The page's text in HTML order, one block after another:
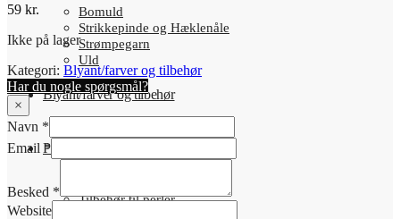
Bomuld
Strikkepinde og Hæklenåle
Strømpegarn
Uld
Blyant/farver og tilbehør
Perler
Tilbehør til perler
59 kr.
Ikke på lager
Kategori: Blyant/farver og tilbehør
Har du nogle spørgsmål?
×
Navn *
Email*
Besked *
Website